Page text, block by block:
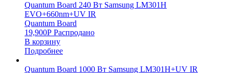
Quantum Board 240 Вт Samsung LM301H
EVO+660nm+UV IR
Quantum Board
19,900Р Распродано
В корзину
Подробнее
Quantum Board 1000 Вт Samsung LM301H+UV IR